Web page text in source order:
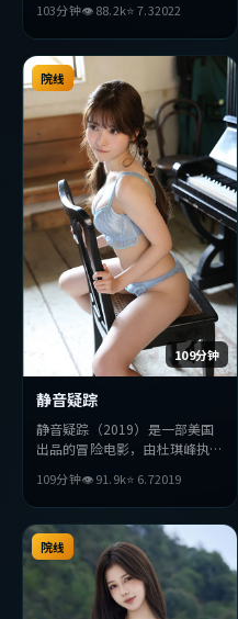
片在叙事与视听上力求突破，探
讨人性与抉择，节奏张弛有度，
适合喜欢该类型的观众完整观
看。
103分钟👁88.2k⭐7.32022
109分钟
院线
静音疑踪
静音疑踪（2019）是一部美国
出品的冒险电影，由杜琪峰执
菲、杨紫琼等主演。影片在叙事
与视听上力求突破，探讨人性与
抉择，节奏张弛有度，适合喜欢
该类型的观众完整观看。
109分钟👁91.9k⭐ 6.72019
院线